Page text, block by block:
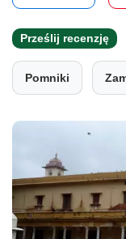
Prześlij recenzję
Pomniki